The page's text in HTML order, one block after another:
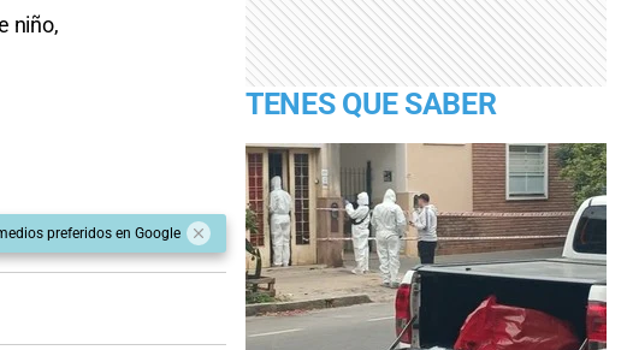
niño,
preferidos en Google
TENES QUE SABER